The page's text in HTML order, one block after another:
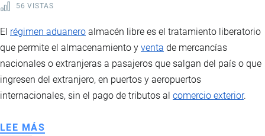
56 VISTAS
El régimen aduanero almacén libre es el tratamiento liberatorio
que permite el almacenamiento y venta de mercancías
nacionales o extranjeras a pasajeros que salgan del país o que
ingresen del extranjero, en puertos y aeropuertos
internacionales, sin el pago de tributos al comercio exterior.
LEE MÁS